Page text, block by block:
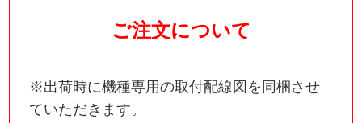
ご注文について
※出荷時に機種専用の取付配線図を同梱させ
ていただきます。